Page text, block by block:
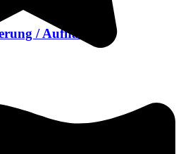
/ Aufnahme